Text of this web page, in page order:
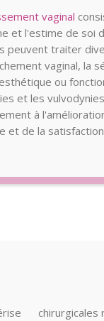
vaginal
et l'estime de soi
peuvent traiter
vaginal, la
ou
et les
à
et de la
chirurgicales